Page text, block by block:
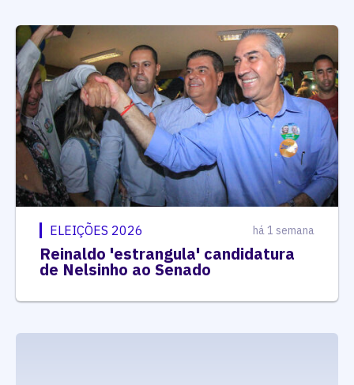
ELEIÇÕES 2026 há 1 semana
Reinaldo 'estrangula' candidatura
de Nelsinho ao Senado